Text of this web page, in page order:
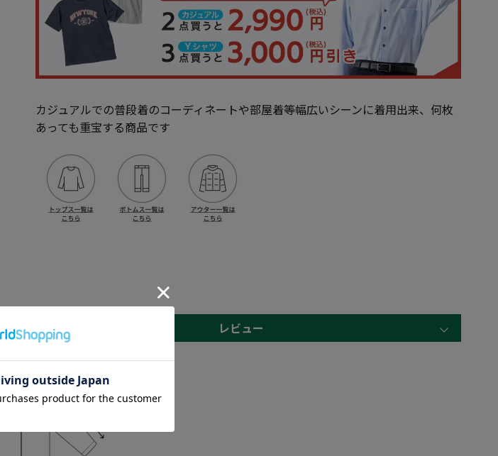
カジュアルでの普段着のコーディネートや部屋着等幅広いシーンに着用出来、何枚
あっても重宝する商品です
レビュー